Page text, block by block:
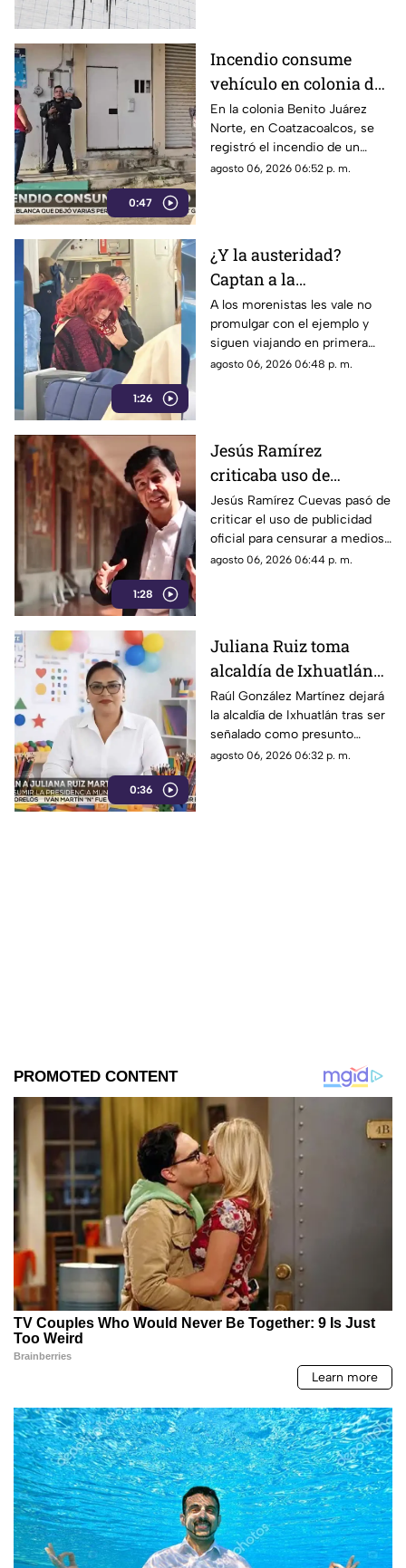
0:47
Incendio consume
vehículo en colonia de
Coatzacoalcos (+VIDEO)
En la colonia Benito Juárez
Norte, en Coatzacoalcos, se
registró el incendio de un
vehículo, lo que movilizó a
agosto 06, 2026 06:52 p. m.
1:26
¿Y la austeridad?
Captan a la
gobernadora Layda
Sansores viajando en
primera clase a Madrid
A los morenistas les vale no
promulgar con el ejemplo y
siguen viajando en primera
clase a otros países.
agosto 06, 2026 06:48 p. m.
1:28
Jesús Ramírez
criticaba uso de
publicidad oficial para
censurar a medios, hoy
es pieza clave en
estrategia de censura
Jesús Ramírez Cuevas pasó de
criticar el uso de publicidad
oficial para censurar a medios
de comunicación, a ser pieza
agosto 06, 2026 06:44 p. m.
0:36
Juliana Ruiz toma
alcaldía de Ixhuatlán
para que Raúl González
enfrente investigación
por homicidio
Raúl González Martínez dejará
la alcaldía de Ixhuatlán tras ser
señalado como presunto
culpable por el homicidio de la
agosto 06, 2026 06:32 p. m.